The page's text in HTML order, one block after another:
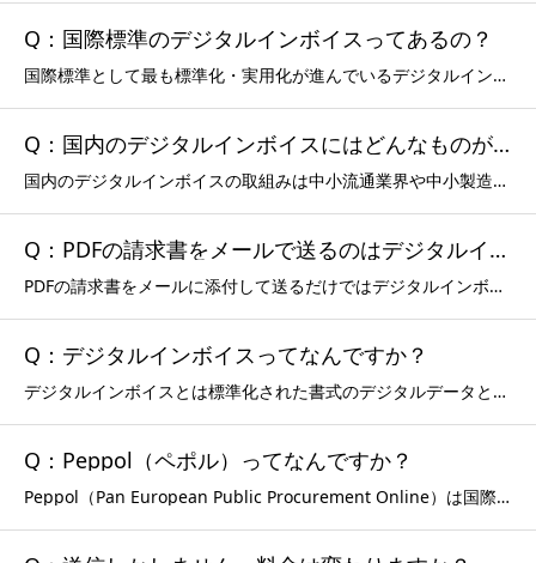
Q：国際標準のデジタルインボイスってあるの？
国際標準として最も標準化・実用化が進んでいるデジタルインボイスはPeppolです。Peppol（Pan European Public Procurement Online)とは、請求書（インボイス）などの電子文書をネットワーク上でやり取りするための「文書仕様」「運用ルール」「ネットワーク」のグロ
Q：国内のデジタルインボイスにはどんなものがあるの？
国内のデジタルインボイスの取組みは中小流通業界や中小製造業界など業界単位・事業規模単位でのDX化及び業務効率改善の一環として進められてきました。中小流通業向けのBMS、中小製造業向けのECALGA、中小建設業向けのCI-NET等が有名ですが、これらはあくまでも業界内の情報交換・データ交換の効率化を
Q：PDFの請求書をメールで送るのはデジタルインボイス？
PDFの請求書をメールに添付して送るだけではデジタルインボイスの定義に当てはまりません。請求書の書式と転送方式が標準化されていること、PDF化の前後の動作がデジタル化（自動化）されマニュアル（紙ベース）作業の介在が無いこと等がデジタルインボイスの前提となります。デジタルインボイス（Peppol）は
Q：デジタルインボイスってなんですか？
デジタルインボイスとは標準化された書式のデジタルデータと転送方式を用いて、異なるシステム間でも確実に送受信できるデジタルデータで作成された請求書です。https://www.bondance.digital/docs/%E3%83%87%E3%82%B8%E3%82%BF%E3%83%A
Q：Peppol（ペポル）ってなんですか？
Peppol（Pan European Public Procurement Online）は国際的な非営利団体であるOpenPeppolが策定・管理している電子文書をネットワーク上でやり取りするための「文書仕様」「ネットワーク」「運用ルール」のグローバルな規格と仕様のことです。✔︎ Pe